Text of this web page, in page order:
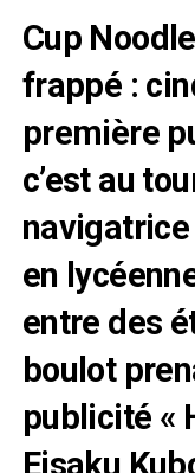
Cup
frappé :
première
c’est au
en
entre des
boulot
publicité «
Eisaku